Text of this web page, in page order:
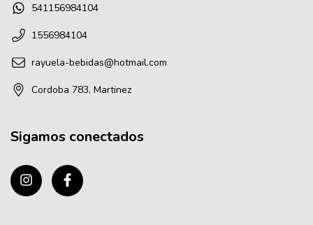
541156984104
1556984104
rayuela-bebidas@hotmail.com
Cordoba 783, Martinez
Sigamos conectados